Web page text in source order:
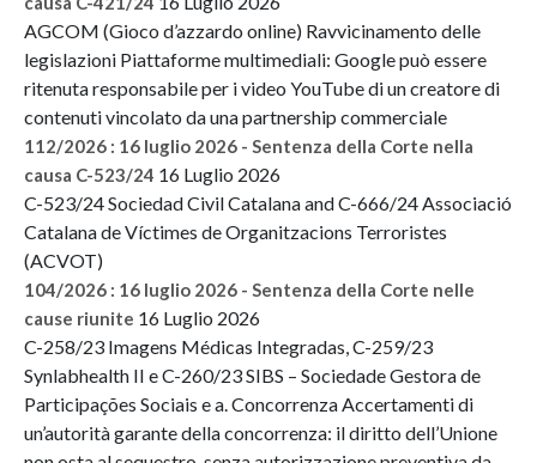
AGCOM (Gioco d’azzardo online) Ravvicinamento delle
legislazioni Piattaforme multimediali: Google può essere
ritenuta responsabile per i video YouTube di un creatore di
contenuti vincolato da una partnership commerciale
112/2026 : 16 luglio 2026 - Sentenza della Corte nella
causa C-523/24 16 Luglio 2026
C-523/24 Sociedad Civil Catalana and C-666/24 Associació
Catalana de Víctimes de Organitzacions Terroristes
(ACVOT)
104/2026 : 16 luglio 2026 - Sentenza della Corte nelle
cause riunite 16 Luglio 2026
C-258/23 Imagens Médicas Integradas, C-259/23
Synlabhealth II e C-260/23 SIBS – Sociedade Gestora de
Participações Sociais e a. Concorrenza Accertamenti di
un’autorità garante della concorrenza: il diritto dell’Unione